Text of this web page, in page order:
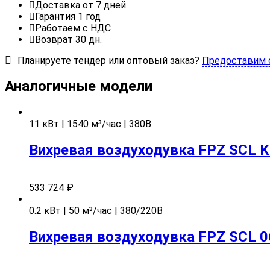
Доставка от 7 дней
Гарантия 1 год
Работаем с НДС
Возврат 30 дн.
Планируете тендер или оптовый заказ? Предоставим
Аналогичные модели
11 кВт | 1540 м³/час | 380В
Вихревая воздуходувка FPZ SCL
533 724 ₽
0.2 кВт | 50 м³/час | 380/220В
Вихревая воздуходувка FPZ SCL